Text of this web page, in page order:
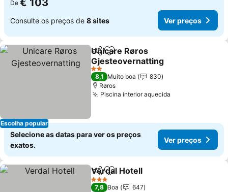
De € 103
Consulte os preços de 8 sites Ver preços
Escolha popular
PartilharAdicionar aos favoritos
Unicare Røros
Gjesteovernatting
2 Estrelas
8,1 Muito boa
830
Røros
Piscina interior aquecida
Selecione as datas para ver os preços
exatos.
Ver preços
PartilharAdicionar aos favoritos
Verdal Hotell
3 Estrelas
7,8 Boa
647